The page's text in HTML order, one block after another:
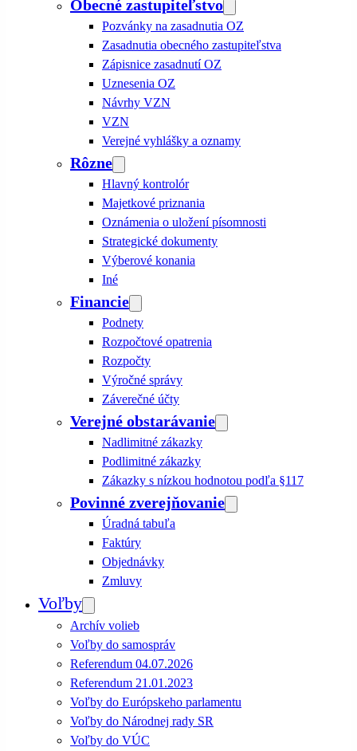
Obecné zastupiteľstvo
Pozvánky na zasadnutia OZ
Zasadnutia obecného zastupiteľstva
Zápisnice zasadnutí OZ
Uznesenia OZ
Návrhy VZN
VZN
Verejné vyhlášky a oznamy
Rôzne
Hlavný kontrolór
Majetkové priznania
Oznámenia o uložení písomnosti
Strategické dokumenty
Výberové konania
Iné
Financie
Podnety
Rozpočtové opatrenia
Rozpočty
Výročné správy
Záverečné účty
Verejné obstarávanie
Nadlimitné zákazky
Podlimitné zákazky
Zákazky s nízkou hodnotou podľa §117
Povinné zverejňovanie
Úradná tabuľa
Faktúry
Objednávky
Zmluvy
Voľby
Archív volieb
Voľby do samospráv
Referendum 04.07.2026
Referendum 21.01.2023
Voľby do Európskeho parlamentu
Voľby do Národnej rady SR
Voľby do VÚC